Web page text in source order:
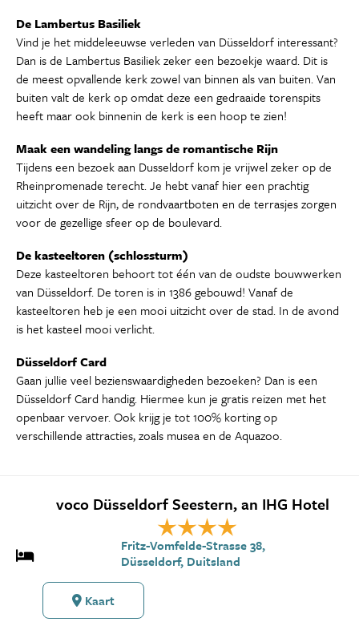
De Lambertus Basiliek
Vind je het middeleeuwse verleden van Düsseldorf interessant?
Dan is de Lambertus Basiliek zeker een bezoekje waard. Dit is
de meest opvallende kerk zowel van binnen als van buiten. Van
buiten valt de kerk op omdat deze een gedraaide torenspits
heeft maar ook binnenin de kerk is een hoop te zien!
Maak een wandeling langs de romantische Rijn
Tijdens een bezoek aan Dusseldorf kom je vrijwel zeker op de
Rheinpromenade terecht. Je hebt vanaf hier een prachtig
uitzicht over de Rijn, de rondvaartboten en de terrasjes zorgen
voor de gezellige sfeer op de boulevard.
De kasteeltoren (schlossturm)
Deze kasteeltoren behoort tot één van de oudste bouwwerken
van Düsseldorf. De toren is in 1386 gebouwd! Vanaf de
kasteeltoren heb je een mooi uitzicht over de stad. In de avond
is het kasteel mooi verlicht.
Düsseldorf Card
Gaan jullie veel bezienswaardigheden bezoeken? Dan is een
Düsseldorf Card handig. Hiermee kun je gratis reizen met het
openbaar vervoer. Ook krijg je tot 100% korting op
verschillende attracties, zoals musea en de Aquazoo.
voco Düsseldorf Seestern, an IHG Hotel
Fritz-Vomfelde-Strasse 38,
Düsseldorf, Duitsland
Kaart